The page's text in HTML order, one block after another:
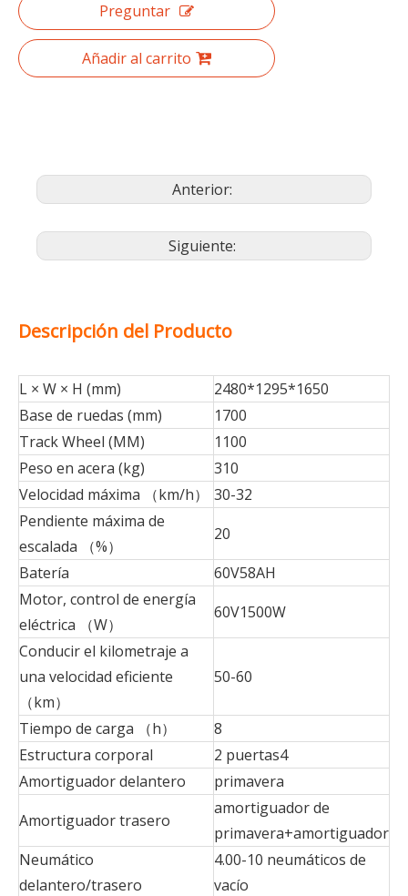
Preguntar
Añadir al carrito
Anterior:
Siguiente:
Descripción del Producto
L × W × H (mm)
2480*1295*1650
Base de ruedas (mm)
1700
Track Wheel (MM)
1100
Peso en acera (kg)
310
Velocidad máxima （km/h）
30-32
Pendiente máxima de
escalada （%）
20
Batería
60V58AH
Motor, control de energía
eléctrica （W）
60V1500W
Conducir el kilometraje a
una velocidad eficiente
（km）
50-60
Tiempo de carga （h）
8
Estructura corporal
2 puertas4
Amortiguador delantero
primavera
Amortiguador trasero
amortiguador de
primavera+amortiguador
Neumático
delantero/trasero
4.00-10 neumáticos de
vacío